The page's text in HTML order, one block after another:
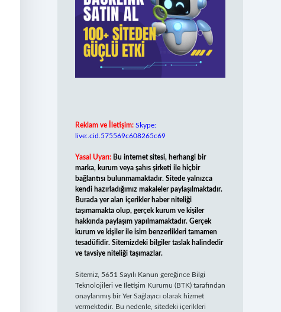
Reklam ve İletişim: Skype:
live:.cid.575569c608265c69
Yasal Uyarı: Bu internet sitesi, herhangi bir
marka, kurum veya şahıs şirketi ile hiçbir
bağlantısı bulunmamaktadır. Sitede yalnızca
kendi hazırladığımız makaleler paylaşılmaktadır.
Burada yer alan içerikler haber niteliği
taşımamakta olup, gerçek kurum ve kişiler
hakkında paylaşım yapılmamaktadır. Gerçek
kurum ve kişiler ile isim benzerlikleri tamamen
tesadüfidir. Sitemizdeki bilgiler taslak halindedir
ve tavsiye niteliği taşımazlar.
Sitemiz, 5651 Sayılı Kanun gereğince Bilgi
Teknolojileri ve İletişim Kurumu (BTK) tarafından
onaylanmış bir Yer Sağlayıcı olarak hizmet
vermektedir. Bu nedenle, sitedeki içerikleri